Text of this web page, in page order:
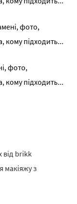
фото,
кому підходить...
фото,
кому підходить...
від brikk
макіяжу з